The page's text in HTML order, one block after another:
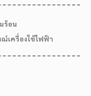
ร้อน
เครื่องใช้ไฟฟ้า